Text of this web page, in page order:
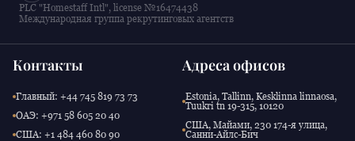
PLC "Homestaff Intl", license №16474438
Международная группа рекрутинговых агентств
Контакты
Главный: +44 745 819 73 73
ОАЭ: +971 58 605 20 40
США: +1 484 460 80 90
Адреса офисов
Estonia, Tallinn, Kesklinna linnaosa,
Tuukri tn 19-315, 10120
США, Майами, 230 174-я улица,
Санни-Айлс-Бич